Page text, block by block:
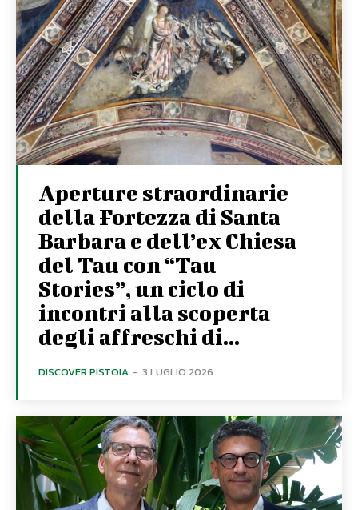
Aperture straordinarie
della Fortezza di Santa
Barbara e dell’ex Chiesa
del Tau con “Tau
Stories”, un ciclo di
incontri alla scoperta
degli affreschi di...
DISCOVER PISTOIA - 3 LUGLIO 2026